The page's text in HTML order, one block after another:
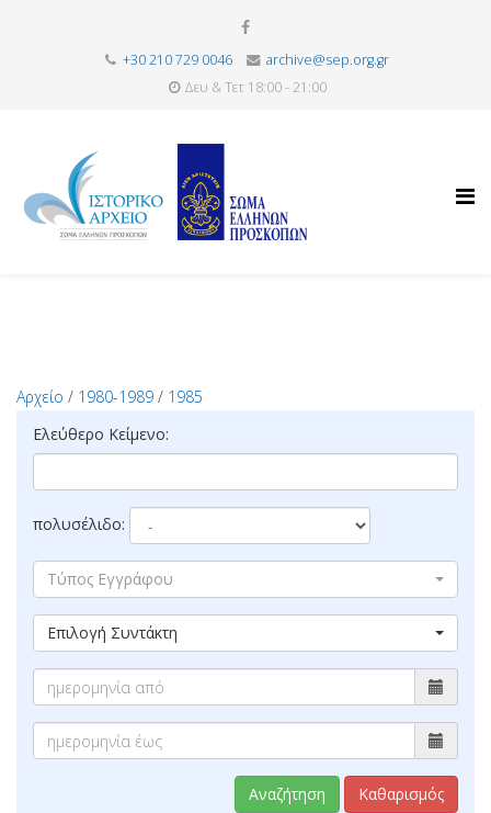
+30 210 729 0046
archive@sep.org.gr
Δευ & Τετ 18:00 - 21:00
Αρχείο / 1980-1989 / 1985
Ελεύθερο Κείμενο:
πολυσέλιδο:
Τύπος Εγγράφου
Επιλογή Συντάκτη
Αναζήτηση Καθαρισμός